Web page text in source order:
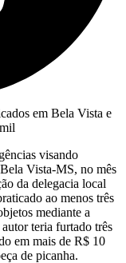
visando
Vista-MS, no mês
da delegacia local
ao menos três
mediante a
teria furtado três
em mais de R$ 10
de picanha.